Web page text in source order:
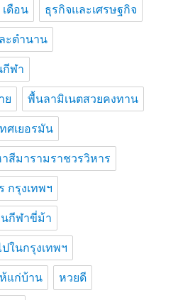
ดือน ธุรกิจและเศรษฐกิจ
ะตำนาน
กีฬา
ย พื้นลามิเนตสวยคงทาน
ศเยอรมัน
สีมารามราชวรวิหาร
กรุงเทพฯ
นกีฬาขี่ม้า
ในกรุงเทพฯ
แก่บ้าน หวยดี